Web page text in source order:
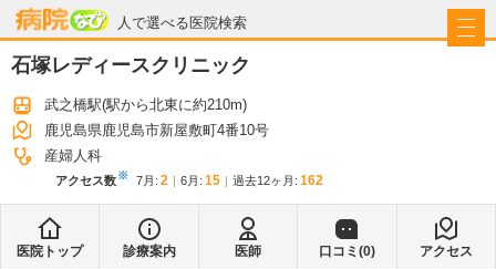
人で選べる医院検索
病院なび
石塚レディースクリニック
武之橋駅(駅から北東に約210m)
鹿児島県鹿児島市新屋敷町4番10号
産婦人科
アクセス数※ 7月 : 2 6月 : 15 過去12ヶ月: 162
医院トップ 診療案内 医師 口コミ(0) アクセス